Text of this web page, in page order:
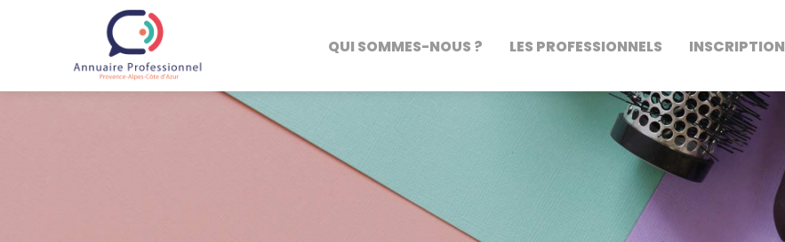
QUI SOMMES-NOUS ? LES PROFESSIONNELS INSCRIPTION